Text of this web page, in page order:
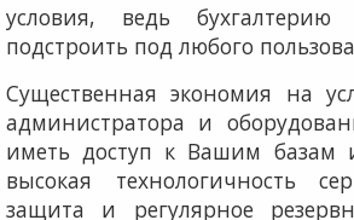
условия, ведь
подстроить под любого
Существенная экономия на
администратора и
иметь доступ к Вашим базам
высокая технологичность
защита и регулярное